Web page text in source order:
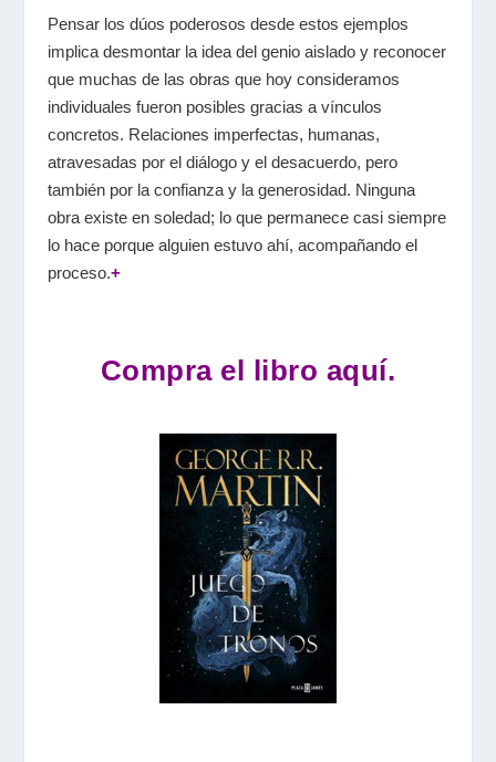
Pensar los dúos poderosos desde estos ejemplos
implica desmontar la idea del genio aislado y reconocer
que muchas de las obras que hoy consideramos
individuales fueron posibles gracias a vínculos
concretos. Relaciones imperfectas, humanas,
atravesadas por el diálogo y el desacuerdo, pero
también por la confianza y la generosidad. Ninguna
obra existe en soledad; lo que permanece casi siempre
lo hace porque alguien estuvo ahí, acompañando el
proceso.+
Compra el libro aquí.